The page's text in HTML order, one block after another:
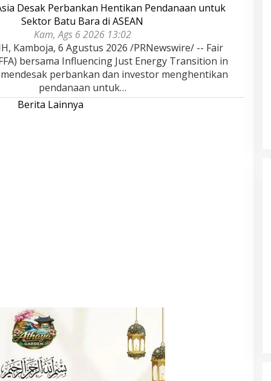
Desak Perbankan Hentikan Pendanaan untuk
Sektor Batu Bara di ASEAN
Kam, Ags 6 2026 13:02
Kamboja, 6 Agustus 2026 /PRNewswire/ -- Fair
bersama Influencing Just Energy Transition in
mendesak perbankan dan investor menghentikan
pendanaan untuk…
Berita Lainnya